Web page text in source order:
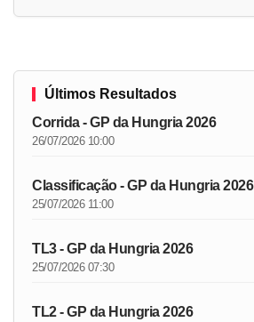
Últimos Resultados
Corrida - GP da Hungria 2026
26/07/2026 10:00
Classificação - GP da Hungria 2026
25/07/2026 11:00
TL3 - GP da Hungria 2026
25/07/2026 07:30
TL2 - GP da Hungria 2026